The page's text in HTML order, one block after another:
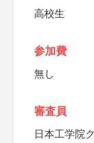
高校生
参加費
無し
審査員
日本工学院